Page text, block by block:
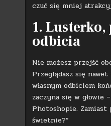
czuć się mniej
1. Lusterko,
odbicia
Nie możesz przejść
Przeglądasz się
własnym odbiciem
zaczyna się w głowie
Photoshopie. Zamiast
świetnie?”